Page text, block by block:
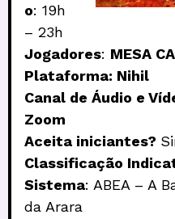
o: 19h
– 23h
Jogadores: MESA
Plataforma: Nihil
Canal de Áudio e
Zoom
Aceita iniciantes?
Classificação
Sistema: ABEA – A
da Arara